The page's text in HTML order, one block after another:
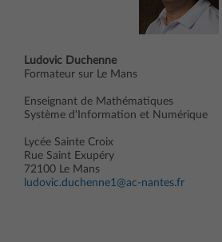
Ludovic Duchenne
Formateur sur Le Mans
Enseignant de Mathématiques
Système d'Information et Numérique
Lycée Sainte Croix
Rue Saint Exupéry
72100 Le Mans
ludovic.duchenne1@ac-nantes.fr